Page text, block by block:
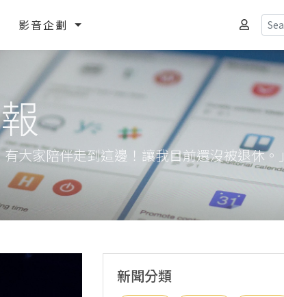
影音企劃
大家陪伴走到這邊！讓我目前還沒被退休。」
新聞分類